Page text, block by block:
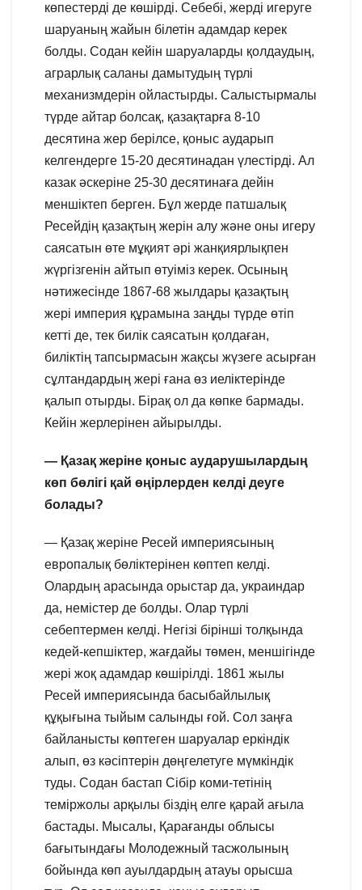
көпестерді де көшірді. Себебі, жерді игеруге
шаруаның жайын білетін адамдар керек
болды. Содан кейін шаруаларды қолдаудың,
аграрлық саланы дамытудың түрлі
механизмдерін ойластырды. Салыстырмалы
түрде айтар болсақ, қазақтарға 8-10
десятина жер берілсе, қоныс аударып
келгендерге 15-20 десятинадан үлестірді. Ал
казак әскеріне 25-30 десятинаға дейін
меншіктеп берген. Бұл жерде патшалық
Ресейдің қазақтың жерін алу және оны игеру
саясатын өте мұқият әрі жанқиярлықпен
жүргізгенін айтып өтуіміз керек. Осының
нәтижесінде 1867-68 жылдары қазақтың
жері империя құрамына заңды түрде өтіп
кетті де, тек билік саясатын қолдаған,
биліктің тапсырмасын жақсы жүзеге асырған
сұлтандардың жері ғана өз иеліктерінде
қалып отырды. Бірақ ол да көпке бармады.
Кейін жерлерінен айырылды.
— Қазақ жеріне қоныс аударушылардың
көп бөлігі қай өңірлерден келді деуге
болады?
— Қазақ жеріне Ресей империясының
европалық бөліктерінен көптеп келді.
Олардың арасында орыстар да, украиндар
да, немістер де болды. Олар түрлі
себептермен келді. Негізі бірінші толқында
кедей-кепшіктер, жағдайы төмен, меншігінде
жері жоқ адамдар көшірілді. 1861 жылы
Ресей империясында басыбайлылық
құқығына тыйым салынды ғой. Сол заңға
байланысты көптеген шаруалар еркіндік
алып, өз кәсіптерін дөңгелетуге мүмкіндік
туды. Содан бастап Сібір коми-тетінің
теміржолы арқылы біздің елге қарай ағыла
бастады. Мысалы, Қарағанды облысы
бағытындағы Молодежный тасжолының
бойында көп ауылдардың атауы орысша